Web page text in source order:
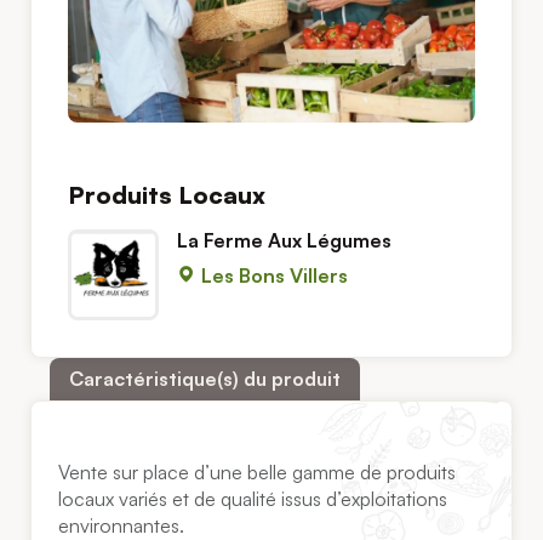
Produits Locaux
La Ferme Aux Légumes
Les Bons Villers
Caractéristique(s) du produit
Vente sur place d’une belle gamme de produits
locaux variés et de qualité issus d’exploitations
environnantes.